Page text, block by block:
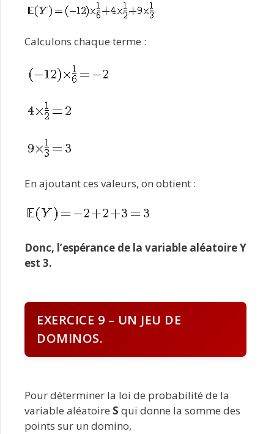
Calculons chaque terme :
En ajoutant ces valeurs, on obtient :
Donc, l’espérance de la variable aléatoire Y
est 3.
EXERCICE 9 – UN JEU DE
DOMINOS.
Pour déterminer la loi de probabilité de la
variable aléatoire S qui donne la somme des
points sur un domino,